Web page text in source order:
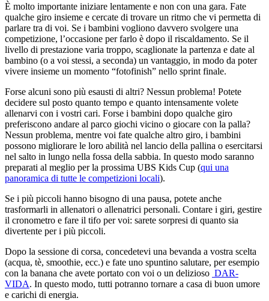
È molto importante iniziare lentamente e non con una gara. Fate
qualche giro insieme e cercate di trovare un ritmo che vi permetta di
parlare tra di voi. Se i bambini vogliono davvero svolgere una
competizione, l’occasione per farlo è dopo il riscaldamento. Se il
livello di prestazione varia troppo, scaglionate la partenza e date al
bambino (o a voi stessi, a seconda) un vantaggio, in modo da poter
vivere insieme un momento “fotofinish” nello sprint finale.
Forse alcuni sono più esausti di altri? Nessun problema! Potete
decidere sul posto quanto tempo e quanto intensamente volete
allenarvi con i vostri cari. Forse i bambini dopo qualche giro
preferiscono andare al parco giochi vicino o giocare con la palla?
Nessun problema, mentre voi fate qualche altro giro, i bambini
possono migliorare le loro abilità nel lancio della pallina o esercitarsi
nel salto in lungo nella fossa della sabbia. In questo modo saranno
preparati al meglio per la prossima UBS Kids Cup (qui una
panoramica di tutte le competizioni locali).
Se i più piccoli hanno bisogno di una pausa, potete anche
trasformarli in allenatori o allenatrici personali. Contare i giri, gestire
il cronometro e fare il tifo per voi: sarete sorpresi di quanto sia
divertente per i più piccoli.
Dopo la sessione di corsa, concedetevi una bevanda a vostra scelta
(acqua, tè, smoothie, ecc.) e fate uno spuntino salutare, per esempio
con la banana che avete portato con voi o un delizioso DAR-
VIDA. In questo modo, tutti potranno tornare a casa di buon umore
e carichi di energia.